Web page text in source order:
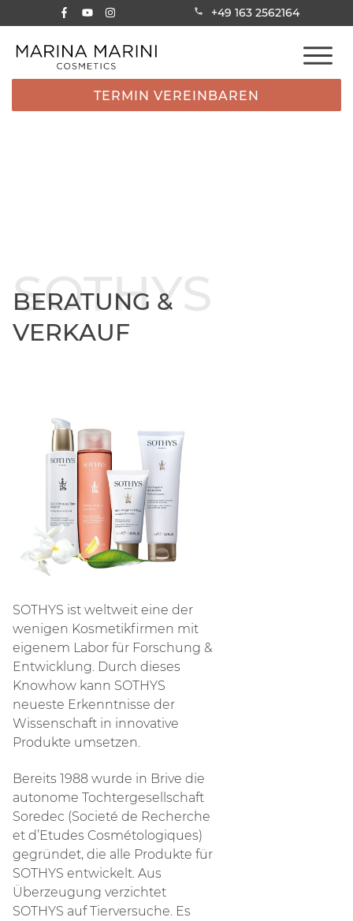
+49 163 2562164
TERMIN VEREINBAREN
SOTHYS
BERATUNG &
VERKAUF
SOTHYS ist weltweit eine der
wenigen Kosmetikfirmen mit
eigenem Labor für Forschung &
Entwicklung. Durch dieses
Knowhow kann SOTHYS
neueste Erkenntnisse der
Wissenschaft in innovative
Produkte umsetzen.
Bereits 1988 wurde in Brive die
autonome Tochtergesellschaft
Soredec (Societé de Recherche
et d’Etudes Cosmétologiques)
gegründet, die alle Produkte für
SOTHYS entwickelt. Aus
Überzeugung verzichtet
SOTHYS auf Tierversuche. Es